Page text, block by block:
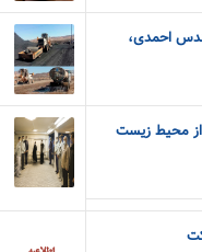
احمدی،
از محیط زیست